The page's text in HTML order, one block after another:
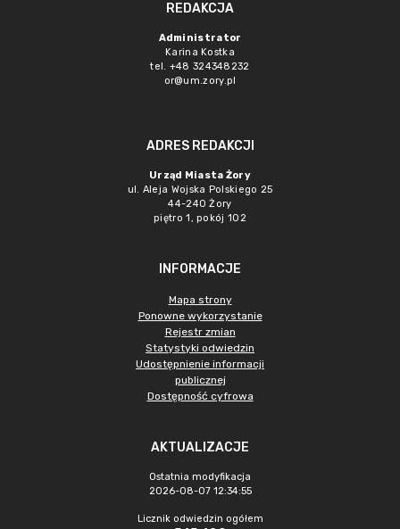
REDAKCJA
Administrator
Karina Kostka
tel. +48 324348232
or@um.zory.pl
ADRES REDAKCJI
Urząd Miasta Żory
ul. Aleja Wojska Polskiego 25
44-240 Żory
piętro 1, pokój 102
INFORMACJE
Mapa strony
Ponowne wykorzystanie
Rejestr zmian
Statystyki odwiedzin
Udostępnienie informacji
publicznej
Dostępność cyfrowa
AKTUALIZACJE
Ostatnia modyfikacja
2026-08-07 12:34:55
Licznik odwiedzin ogółem